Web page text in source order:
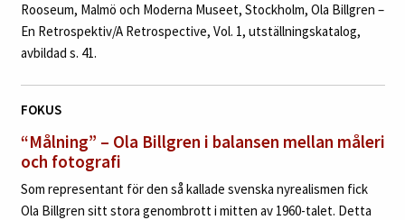
Rooseum, Malmö och Moderna Museet, Stockholm, Ola Billgren –
En Retrospektiv/A Retrospective, Vol. 1, utställningskatalog,
avbildad s. 41.
FOKUS
“Målning” – Ola Billgren i balansen mellan måleri
och fotografi
Som representant för den så kallade svenska nyrealismen fick
Ola Billgren sitt stora genombrott i mitten av 1960-talet. Detta